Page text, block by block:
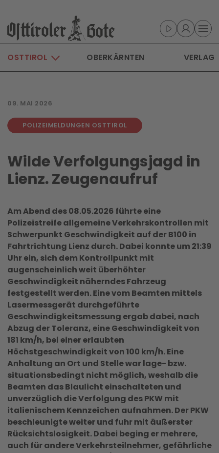
Skip to main content
OSTTIROL OBERKÄRNTEN VERLAG
09. MAI 2026
POLIZEIMELDUNGEN OSTTIROL
Wilde Verfolgungsjagd in
Lienz. Zeugenaufruf
Am Abend des 08.05.2026 führte eine
Polizeistreife allgemeine Verkehrskontrollen mit
Schwerpunkt Geschwindigkeit auf der B100 in
Fahrtrichtung Lienz durch. Dabei konnte um 21:39
Uhr ein, sich dem Kontrollpunkt mit
augenscheinlich weit überhöhter
Geschwindigkeit näherndes Fahrzeug
festgestellt werden. Eine vom Beamten mittels
Lasermessgerät durchgeführte
Geschwindigkeitsmessung ergab dabei, nach
Abzug der Toleranz, eine Geschwindigkeit von
181 km/h, bei einer erlaubten
Höchstgeschwindigkeit von 100 km/h. Eine
Anhaltung an Ort und Stelle war lage- bzw.
situationsbedingt nicht möglich, weshalb die
Beamten das Blaulicht einschalteten und
unverzüglich die Verfolgung des PKW mit
italienischem Kennzeichen aufnahmen. Der PKW
beschleunigte weiter und fuhr mit äußerster
Rücksichtslosigkeit. Dabei beging er mehrere,
auch für andere Verkehrsteilnehmer, gefährliche